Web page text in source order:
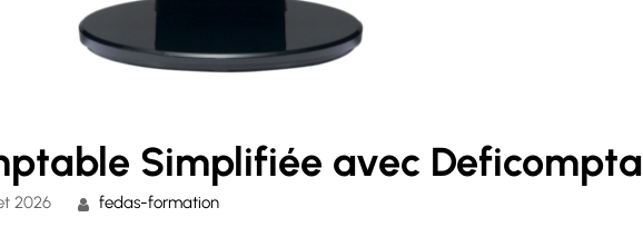
Simplifiée avec Deficompta
2026 fedas-formation